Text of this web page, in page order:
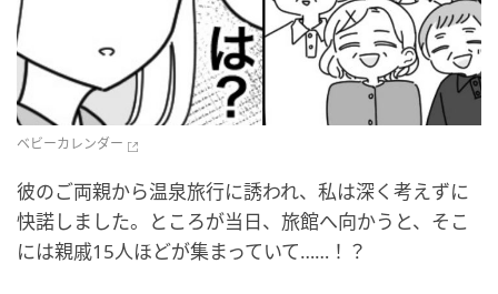
ベビーカレンダー
彼のご両親から温泉旅行に誘われ、私は深く考えずに
快諾しました。ところが当日、旅館へ向かうと、そこ
には親戚15人ほどが集まっていて……！？